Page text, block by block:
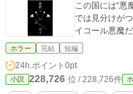
この国には“悪魔”がいる。 人間の
では見分けがつかない。 なのに皆が
イコール悪魔
ホラー 完結 短編
24h.ポイント 0pt
小説 228,726 位 / 228,726件